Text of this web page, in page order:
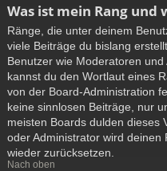
Was ist mein Rang
Ränge, die unter deinem
viele Beiträge du bislang
Benutzer wie Moderatoren
kannst du den Wortlaut eines
von der Board-Administration
keine sinnlosen Beiträge, nur
meisten Boards dulden dieses
oder Administrator wird
wieder zurücksetzen.
Nach oben